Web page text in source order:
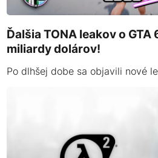
Ďalšia TONA leakov o
miliardy dolárov!
Po dlhšej dobe sa objavili nové